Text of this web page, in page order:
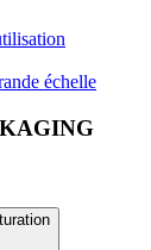
échelle